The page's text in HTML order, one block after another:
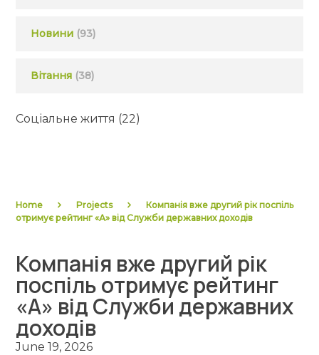
Новини (93)
Вітання (38)
Соціальне життя (22)
Home Projects
Компанія вже другий рік поспіль
отримує рейтинг «А» від Служби державних доходів
Компанія вже другий рік
поспіль отримує рейтинг
«А» від Служби державних
доходів
June 19, 2026